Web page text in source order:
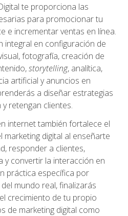
te proporciona las
para promocionar tu
e incrementar ventas en línea.
integral en configuración de
fotografía, creación de
storytelling, analítica,
artificial y anuncios en
a diseñar estrategias
retengan clientes.
internet también fortalece el
digital al enseñarte
responder a clientes,
y convertir la interacción en
práctica específica por
mundo real, finalizarás
crecimiento de tu propio
de marketing digital como